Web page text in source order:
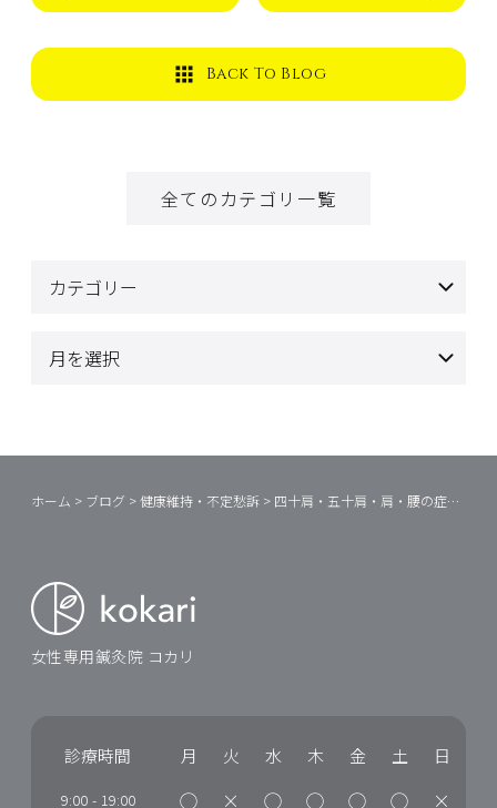
Back To Blog
全てのカテゴリ一覧
ホーム > ブログ >健康維持・不定愁訴 > 四十肩・五十肩・肩・腰の症状
女性専用鍼灸院 コカリ
診療時間 月 火 水 木 金 土 日
9:00 - 19:00 ◯ × ◯ ◯ ◯ ◯ ×